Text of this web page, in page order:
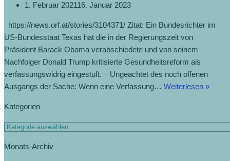
1. Februar 202116. Januar 2023
https://news.orf.at/stories/3104371/ Zitat: Ein Bundesrichter im
US-Bundesstaat Texas hat die in der Regierungszeit von
Präsident Barack Obama verabschiedete und von seinem
Nachfolger Donald Trump kritisierte Gesundheitsreform als
verfassungswidrig eingestuft. Ungeachtet des noch offenen
Ausgangs der Sache: Wenn eine Verfassung… Weiterlesen »
Kategorien
Kategorien
Monats-Archiv